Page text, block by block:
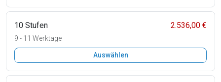
10 Stufen 2.536,00 €
9 - 11 Werktage
Auswählen